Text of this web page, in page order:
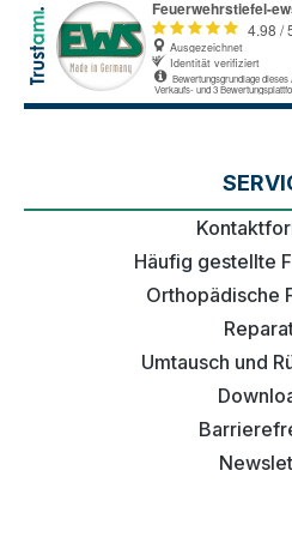
Häufig gestellte
Orthopädische
Umtausch und